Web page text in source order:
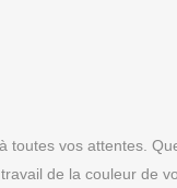
toutes vos attentes.
de la couleur de